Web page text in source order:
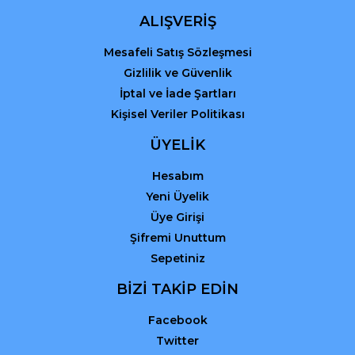
ALIŞVERİŞ
Mesafeli Satış Sözleşmesi
Gizlilik ve Güvenlik
İptal ve İade Şartları
Kişisel Veriler Politikası
ÜYELİK
Hesabım
Yeni Üyelik
Üye Girişi
Şifremi Unuttum
Sepetiniz
BİZİ TAKİP EDİN
Facebook
Twitter